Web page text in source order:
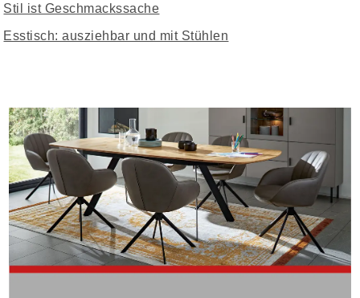
Stil ist Geschmackssache
Esstisch: ausziehbar und mit Stühlen